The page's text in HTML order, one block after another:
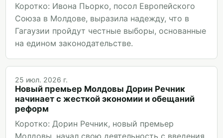
Коротко: Ивона Пьорко, посол Европейского
Союза в Молдове, выразила надежду, что в
Гагаузии пройдут честные выборы, основанные
на едином законодательстве.
25 июл. 2026 г.
Новый премьер Молдовы Дорин Речник
начинает с жесткой экономии и обещаний
реформ
Коротко: Дорин Речник, новый премьер